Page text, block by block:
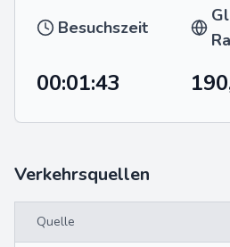
Besuchszeit
00:01:43
Verkehrsquellen
Quelle